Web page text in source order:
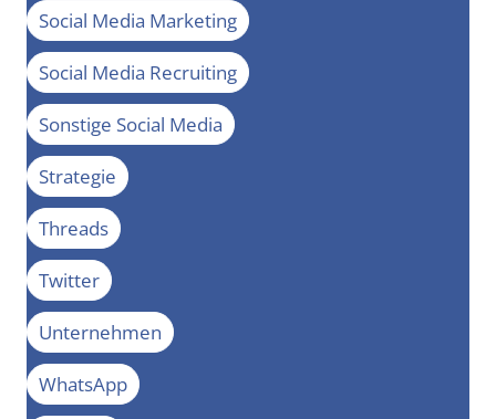
Social Media Marketing
Social Media Recruiting
Sonstige Social Media
Strategie
Threads
Twitter
Unternehmen
WhatsApp